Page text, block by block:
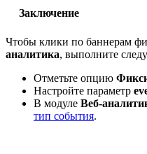
Заключение
Чтобы клики по баннерам
аналитика, выполните
Отметьте опцию
Настройте параметр
В модуле Веб-
тип события.